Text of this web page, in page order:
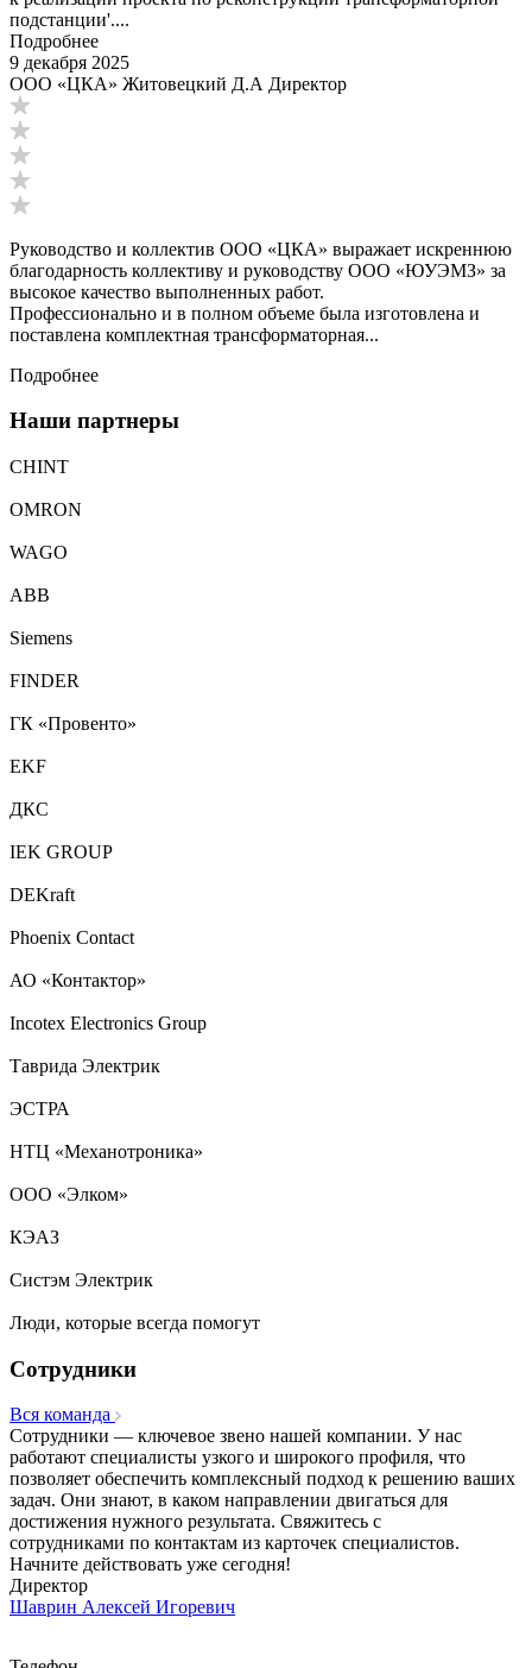
подстанции'....
Подробнее
9 декабря 2025
ООО «ЦКА» Житовецкий Д.А Директор
Руководство и коллектив ООО «ЦКА» выражает искреннюю
благодарность коллективу и руководству ООО «ЮУЭМЗ» за
высокое качество выполненных работ.
Профессионально и в полном объеме была изготовлена и
поставлена комплектная трансформаторная...
Подробнее
Наши партнеры
CHINT
OMRON
WAGO
ABB
Siemens
FINDER
ГК «Провенто»
EKF
ДКС
IEK GROUP
DEKraft
Phoenix Contact
АО «Контактор»
Incotex Electronics Group
Таврида Электрик
ЭСТРА
НТЦ «Механотроника»
ООО «Элком»
КЭАЗ
Систэм Электрик
Люди, которые всегда помогут
Сотрудники
Вся команда
Сотрудники — ключевое звено нашей компании. У нас
работают специалисты узкого и широкого профиля, что
позволяет обеспечить комплексный подход к решению ваших
задач. Они знают, в каком направлении двигаться для
достижения нужного результата. Свяжитесь с
сотрудниками по контактам из карточек специалистов.
Начните действовать уже сегодня!
Директор
Шаврин Алексей Игоревич